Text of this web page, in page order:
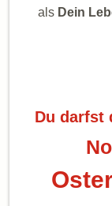
als Dein
Du darfst